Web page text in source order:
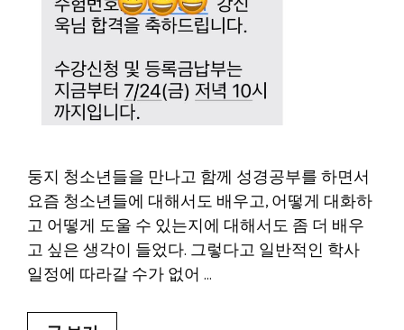
둥지 청소년들을 만나고 함께 성경공부를 하면서
요즘 청소년들에 대해서도 배우고, 어떻게 대화하
고 어떻게 도울 수 있는지에 대해서도 좀 더 배우
고 싶은 생각이 들었다. 그렇다고 일반적인 학사
일정에 따라갈 수가 없어 …